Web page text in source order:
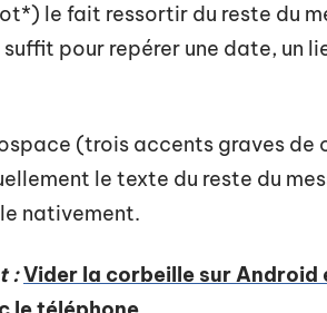
le fait ressortir du reste du
pour repérer une date, un
(trois accents graves
le texte du reste du
nativement.
:Vider la corbeille sur Android